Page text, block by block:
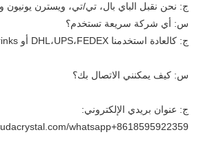
ج: نحن نقبل الباي بال، تي/تي، ويسترن يونيون
س: أي شركة سريعة تستخدم؟
ج: كالعادة استخدمنا DHL،UPS،FEDEX أو Brinks.
س: كيف يمكنني الاتصال بك؟
whatsapp+8618595922359